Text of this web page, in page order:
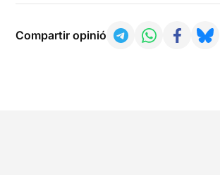
Compartir opinió